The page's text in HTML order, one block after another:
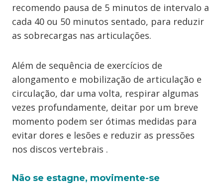
recomendo pausa de 5 minutos de intervalo a
cada 40 ou 50 minutos sentado, para reduzir
as sobrecargas nas articulações.
Além de sequência de exercícios de
alongamento e mobilização de articulação e
circulação, dar uma volta, respirar algumas
vezes profundamente, deitar por um breve
momento podem ser ótimas medidas para
evitar dores e lesões e reduzir as pressões
nos discos vertebrais .
Não se estagne, movimente-se